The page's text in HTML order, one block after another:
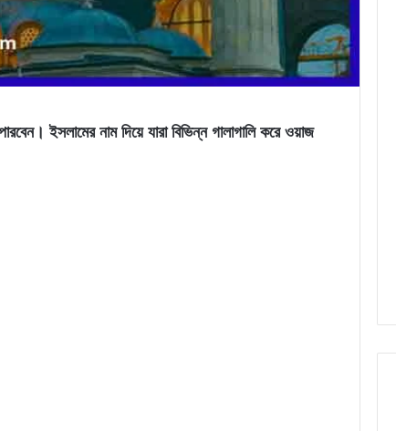
ইসলামের নাম দিয়ে যারা বিভিন্ন গালাগালি করে ওয়াজ